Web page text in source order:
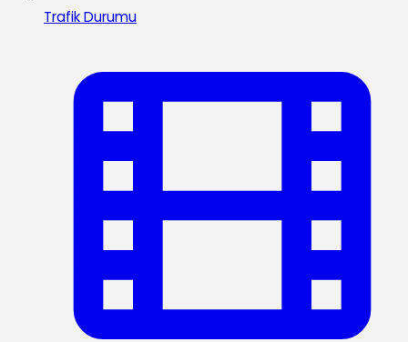
Trafik Durumu